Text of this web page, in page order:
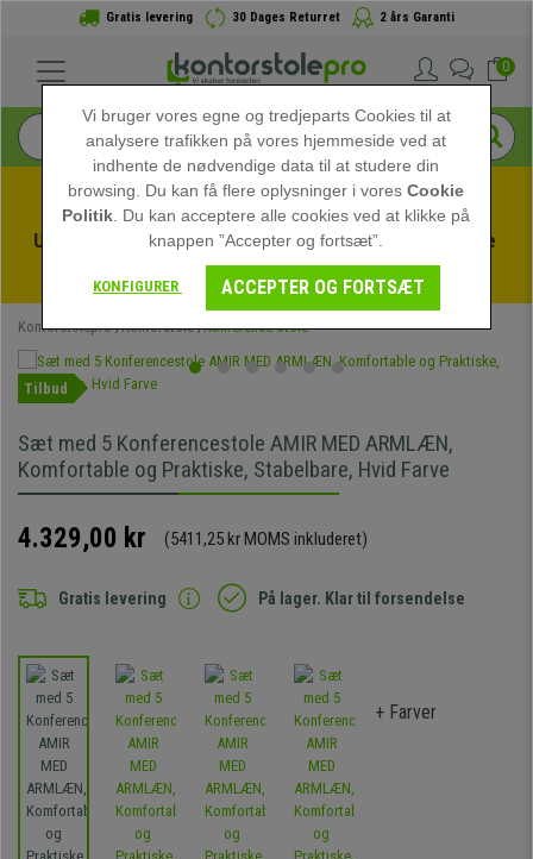
Gratis levering 30 Dages Returret 2 års Garanti
0
Udnyt sommerudsalget hos kontorstolepro! Eksklusive
rabatter i en begrænset periode - Se tilbuddet
Kontorstolepro Kontorstole Konference Stole
Tilbud
Sæt med 5 Konferencestole AMIR MED ARMLÆN,
Komfortable og Praktiske, Stabelbare, Hvid Farve
4.329,00 kr (5411,25 kr MOMS inkluderet)
Gratis levering På lager. Klar til forsendelse
+ Farver
Vi bruger vores egne og tredjeparts Cookies til at
analysere trafikken på vores hjemmeside ved at
indhente de nødvendige data til at studere din
browsing. Du kan få flere oplysninger i voresCookie
Politik . Du kan acceptere alle cookies ved at klikke på
knappen ”Accepter og fortsæt”.
KONFIGURER ACCEPTER OG FORTSÆT